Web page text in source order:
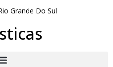
Grande Do Sul